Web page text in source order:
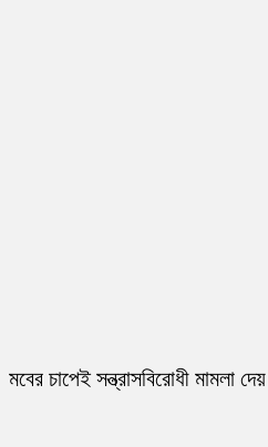
মবের চাপেই সন্ত্রাসবিরোধী মামলা